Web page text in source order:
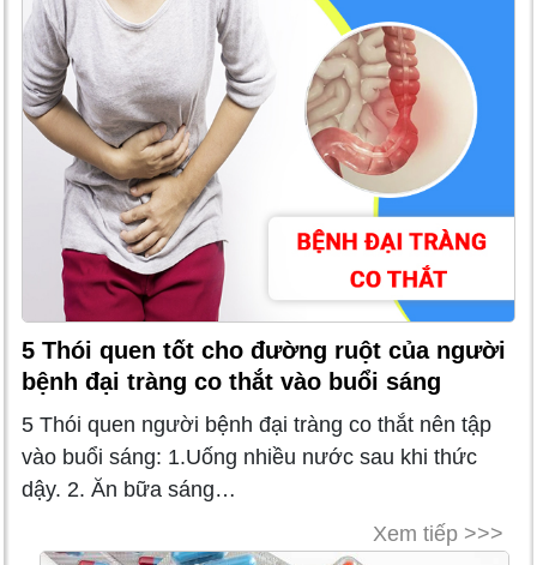
5 Thói quen tốt cho đường ruột của người
bệnh đại tràng co thắt vào buổi sáng
5 Thói quen người bệnh đại tràng co thắt nên tập
vào buổi sáng: 1.Uống nhiều nước sau khi thức
dậy. 2. Ăn bữa sáng…
Xem tiếp >>>